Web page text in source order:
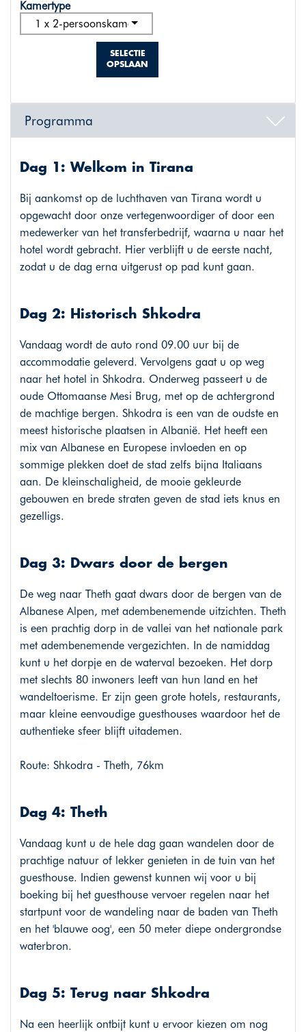
Kamertype
1 x 2-persoonskamer standaard
SELECTIE
OPSLAAN
Programma
Dag 1: Welkom in Tirana
Bij aankomst op de luchthaven van Tirana wordt u
opgewacht door onze vertegenwoordiger of door een
medewerker van het transferbedrijf, waarna u naar het
hotel wordt gebracht. Hier verblijft u de eerste nacht,
zodat u de dag erna uitgerust op pad kunt gaan.
Dag 2: Historisch Shkodra
Vandaag wordt de auto rond 09.00 uur bij de
accommodatie geleverd. Vervolgens gaat u op weg
naar het hotel in Shkodra. Onderweg passeert u de
oude Ottomaanse Mesi Brug, met op de achtergrond
de machtige bergen. Shkodra is een van de oudste en
meest historische plaatsen in Albanië. Het heeft een
mix van Albanese en Europese invloeden en op
sommige plekken doet de stad zelfs bijna Italiaans
aan. De kleinschaligheid, de mooie gekleurde
gebouwen en brede straten geven de stad iets knus en
gezelligs.
Dag 3: Dwars door de bergen
De weg naar Theth gaat dwars door de bergen van de
Albanese Alpen, met adembenemende uitzichten. Theth
is een prachtig dorp in de vallei van het nationale park
met adembenemende vergezichten. In de namiddag
kunt u het dorpje en de waterval bezoeken. Het dorp
met slechts 80 inwoners leeft van hun land en het
wandeltoerisme. Er zijn geen grote hotels, restaurants,
maar kleine eenvoudige guesthouses waardoor het de
authentieke sfeer blijft uitademen.
Route: Shkodra - Theth, 76km
Dag 4: Theth
Vandaag kunt u de hele dag gaan wandelen door de
prachtige natuur of lekker genieten in de tuin van het
guesthouse. Indien gewenst kunnen wij voor u bij
boeking bij het guesthouse vervoer regelen naar het
startpunt voor de wandeling naar de baden van Theth
en het 'blauwe oog', een 50 meter diepe ondergrondse
waterbron.
Dag 5: Terug naar Shkodra
Na een heerlijk ontbijt kunt u ervoor kiezen om nog